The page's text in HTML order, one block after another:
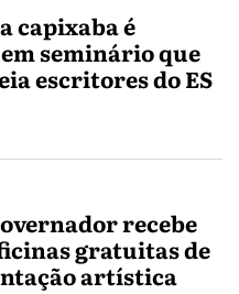
capixaba é
seminário que
escritores do ES
recebe
gratuitas de
artística